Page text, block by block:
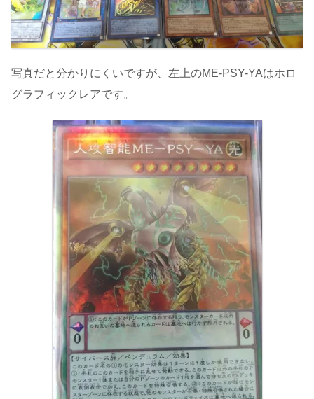
写真だと分かりにくいですが、左上のME-PSY-YAはホロ
グラフィックレアです。